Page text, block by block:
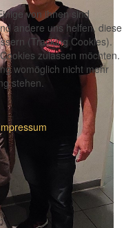
von ihnen sind
andere uns helfen, diese
(Tracking Cookies).
zulassen möchten.
womöglich nicht mehr
stehen.